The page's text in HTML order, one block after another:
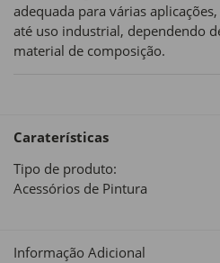
adequada para várias
até uso industrial, dependendo
material de composição.
Caraterísticas
Tipo de produto:
Acessórios de Pintura
Informação Adicional